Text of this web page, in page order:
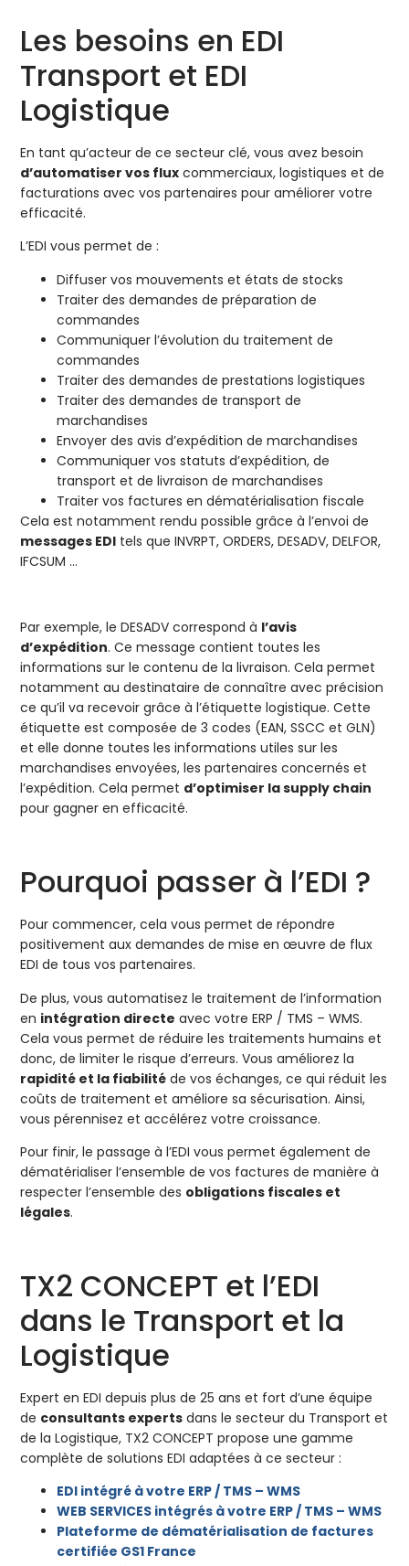
Les besoins en EDI
Transport et EDI
Logistique
En tant qu’acteur de ce secteur clé, vous avez besoin
d’automatiser vos flux commerciaux, logistiques et de
facturations avec vos partenaires pour améliorer votre
efficacité.
L’EDI vous permet de :
Diffuser vos mouvements et états de stocks
Traiter des demandes de préparation de
commandes
Communiquer l’évolution du traitement de
commandes
Traiter des demandes de prestations logistiques
Traiter des demandes de transport de
marchandises
Envoyer des avis d’expédition de marchandises
Communiquer vos statuts d’expédition, de
transport et de livraison de marchandises
Traiter vos factures en dématérialisation fiscale
Cela est notamment rendu possible grâce à l’envoi de
messages EDI tels que INVRPT, ORDERS, DESADV, DELFOR,
IFCSUM …
Par exemple, le DESADV correspond à l’avis
d’expédition. Ce message contient toutes les
informations sur le contenu de la livraison. Cela permet
notamment au destinataire de connaître avec précision
ce qu’il va recevoir grâce à l’étiquette logistique. Cette
étiquette est composée de 3 codes (EAN, SSCC et GLN)
et elle donne toutes les informations utiles sur les
marchandises envoyées, les partenaires concernés et
l’expédition. Cela permet d’optimiser la supply chain
pour gagner en efficacité.
Pourquoi passer à l’EDI ?
Pour commencer, cela vous permet de répondre
positivement aux demandes de mise en œuvre de flux
EDI de tous vos partenaires.
De plus, vous automatisez le traitement de l’information
en intégration directe avec votre ERP / TMS – WMS.
Cela vous permet de réduire les traitements humains et
donc, de limiter le risque d’erreurs. Vous améliorez la
rapidité et la fiabilité de vos échanges, ce qui réduit les
coûts de traitement et améliore sa sécurisation. Ainsi,
vous pérennisez et accélérez votre croissance.
Pour finir, le passage à l’EDI vous permet également de
dématérialiser l’ensemble de vos factures de manière à
respecter l’ensemble des obligations fiscales et
légales.
TX2 CONCEPT et l’EDI
dans le Transport et la
Logistique
Expert en EDI depuis plus de 25 ans et fort d’une équipe
de consultants experts dans le secteur du Transport et
de la Logistique, TX2 CONCEPT propose une gamme
complète de solutions EDI adaptées à ce secteur :
EDI intégré à votre ERP / TMS – WMS
WEB SERVICES intégrés à votre ERP / TMS – WMS
Plateforme de dématérialisation de factures
certifiée GS1 France